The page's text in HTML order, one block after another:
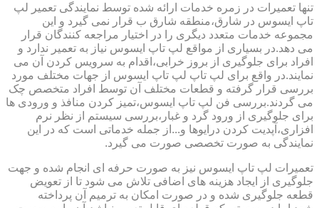
تنها تعمیرات در زمره خدمات ارائه شده توسط نمایندگی تعمیر لپ
تاپ ایسوس در شارق،منطقه شارق ب قرار نمی گیرد و این
مجموعه خدمات متعدد دیگری را در اختیار مراجعه کنندگان قرار
می دهد.در بسیاری از مواقع لپ تاپ ایسوس نیاز به تعمیر ندارد و
افراد برای جلوگیری از بروز خرابی،اقدام به سرویس کردن آن می
نمایند.در واقع برای لپ تاپ لپ تاپ ایسوس از جهات مختلف مورد
بررسی قرار گرفته و قطعات مختلف آن توسط افراد متخصص چک
می گردند.بررسی فن لپ تاپ ایسوس،تمیز کردن منافذ و ورودی ها
برای جلوگیری از ورود گرد و غبار،بررسی سیستم از نظر نرم
افزاری،آپدیت کردن درایوها و...از جمله خدماتی است که در این
نمایندگی به صورت تخصصی صورت می گیرد.
تعمیرات لپ تاپ ایسوس نیز به صورت حرفه ای انجام شده و جهت
جلوگیری از ایجاد هزینه های اضافی تلاش می شود تا از تعویض
قطعه جلوگیری شده و در صورت امکان به ترمیم آن پرداخته